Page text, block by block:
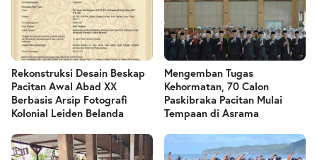
Rekonstruksi Desain Beskap
Pacitan Awal Abad XX
Berbasis Arsip Fotografi
Kolonial Leiden Belanda
Mengemban Tugas
Kehormatan, 70 Calon
Paskibraka Pacitan Mulai
Tempaan di Asrama